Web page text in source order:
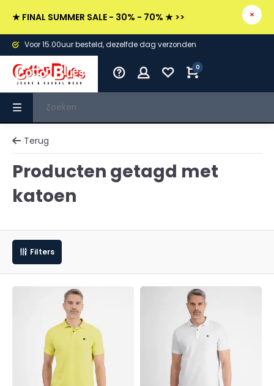
★ FINAL SUMMER SALE - 30% - 70% ★ >>
Voor 15.00uur besteld, dezelfde dag verzonden
0
Terug
Producten getagd met
katoen
Filters